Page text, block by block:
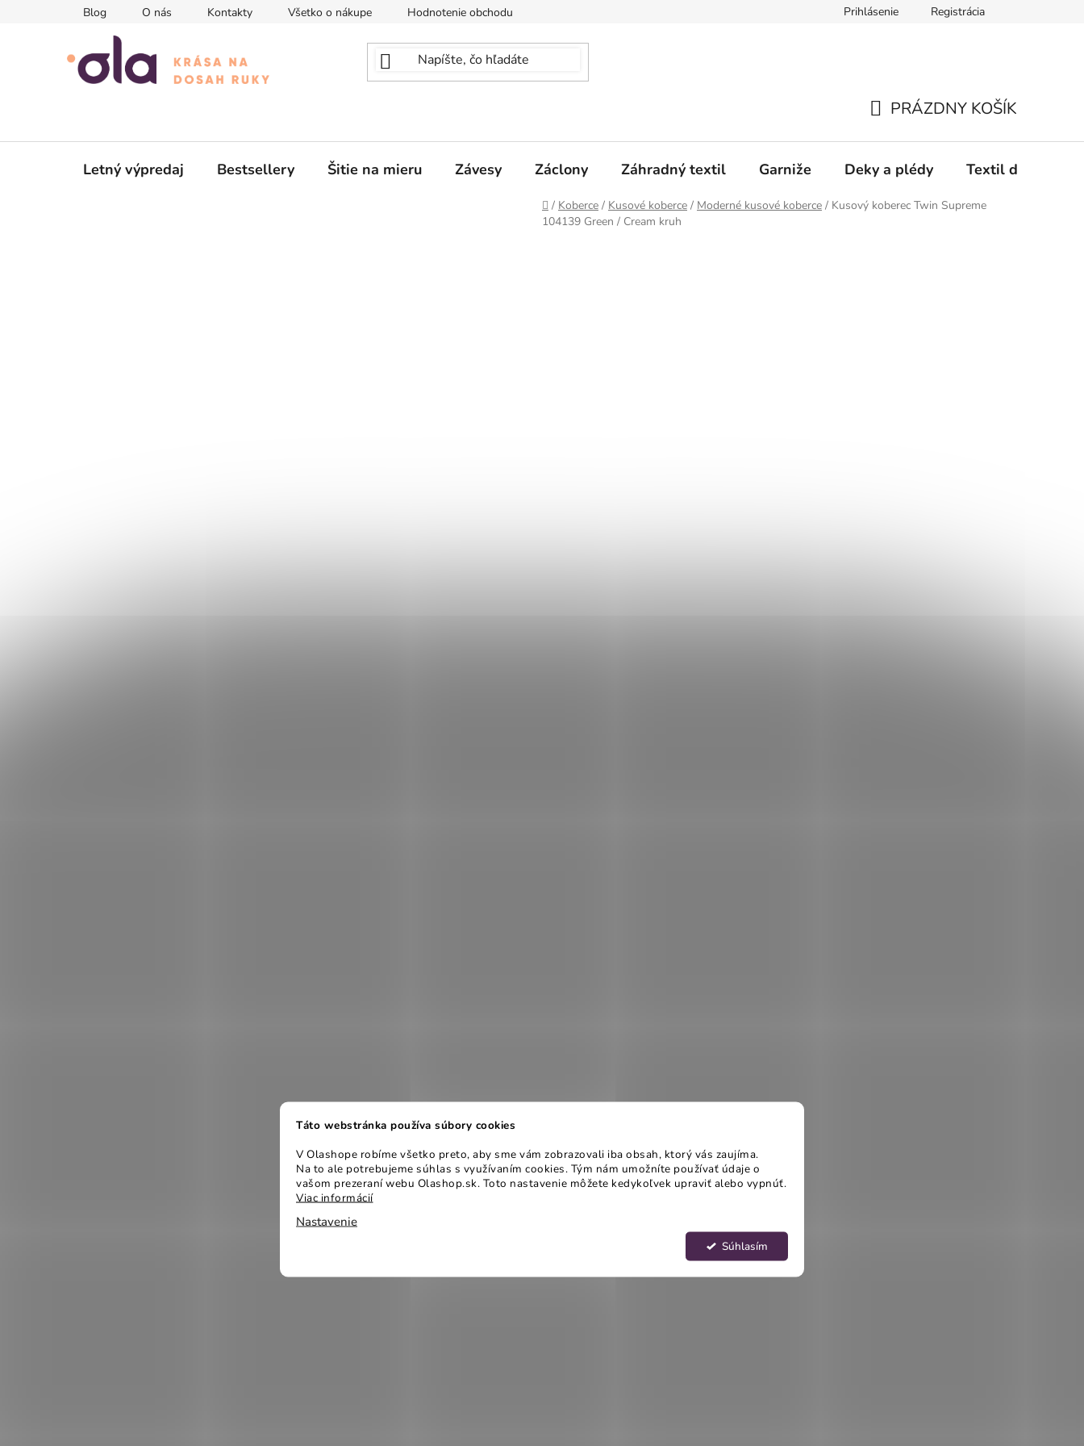
Táto webstránka používa súbory cookies
V Olashope robíme všetko preto, aby sme vám zobrazovali iba obsah, ktorý vás zaujíma.
Na to ale potrebujeme súhlas s využívaním cookies. Tým nám umožníte používať údaje o
vašom prezeraní webu Olashop.sk. Toto nastavenie môžete kedykoľvek upraviť alebo vypnúť.
Viac informácií
Nastavenie
Súhlasím
Blog O nás Kontakty Všetko o nákupe Hodnotenie obchodu Prihlásenie Registrácia
KOŠÍK
PRÁZDNY KOŠÍK
Letný výpredaj Bestsellery Šitie na mieru Závesy Záclony Záhradný textil Garniže Deky a plédy Textil do spálne
Domov
/ Koberce / Kusové koberce / Moderné kusové koberce / Kusový koberec Twin Supreme
104139 Green / Cream kruh